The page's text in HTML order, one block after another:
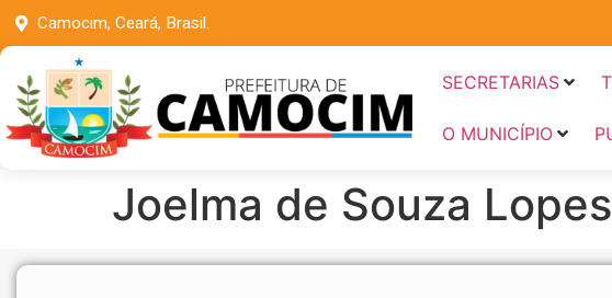
Camocim, Ceará, Brasil.
SECRETARIAS
O MUNICÍPIO
Joelma de Souza Lopes